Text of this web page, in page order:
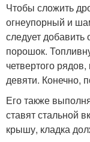
Чтобы сложить
огнеупорный и
следует
порошок.
четвертого
девяти. Конечно,
Его также
ставят стальной
крышу, кладка